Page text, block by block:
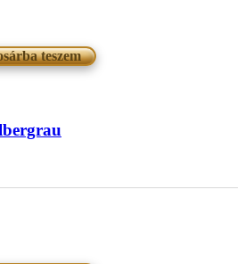
teszem